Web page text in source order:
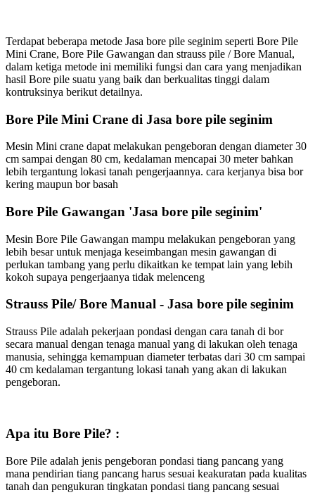
Terdapat beberapa metode Jasa bore pile seginim seperti Bore Pile
Mini Crane, Bore Pile Gawangan dan strauss pile / Bore Manual,
dalam ketiga metode ini memiliki fungsi dan cara yang menjadikan
hasil Bore pile suatu yang baik dan berkualitas tinggi dalam
kontruksinya berikut detailnya.
Bore Pile Mini Crane di Jasa bore pile seginim
Mesin Mini crane dapat melakukan pengeboran dengan diameter 30
cm sampai dengan 80 cm, kedalaman mencapai 30 meter bahkan
lebih tergantung lokasi tanah pengerjaannya. cara kerjanya bisa bor
kering maupun bor basah
Bore Pile Gawangan 'Jasa bore pile seginim'
Mesin Bore Pile Gawangan mampu melakukan pengeboran yang
lebih besar untuk menjaga keseimbangan mesin gawangan di
perlukan tambang yang perlu dikaitkan ke tempat lain yang lebih
kokoh supaya pengerjaanya tidak melenceng
Strauss Pile/ Bore Manual - Jasa bore pile seginim
Strauss Pile adalah pekerjaan pondasi dengan cara tanah di bor
secara manual dengan tenaga manual yang di lakukan oleh tenaga
manusia, sehingga kemampuan diameter terbatas dari 30 cm sampai
40 cm kedalaman tergantung lokasi tanah yang akan di lakukan
pengeboran.
Apa itu Bore Pile? :
Bore Pile adalah jenis pengeboran pondasi tiang pancang yang
mana pendirian tiang pancang harus sesuai keakuratan pada kualitas
tanah dan pengukuran tingkatan pondasi tiang pancang sesuai